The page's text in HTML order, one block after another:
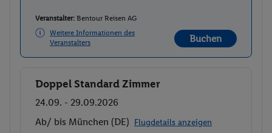
Veranstalter: Bentour Reisen AG
Weitere Informationen des
Veranstalters
Buchen
Buchen
Doppel Standard Zimmer
24.09. - 29.09.2026
Ab/ bis München (DE) Flugdetails anzeigen